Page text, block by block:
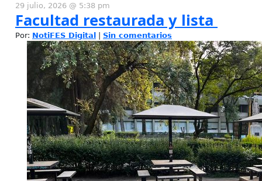
29 julio, 2026 @ 5:38 pm
Facultad restaurada y lista
Por: NotiFES Digital | Sin comentarios